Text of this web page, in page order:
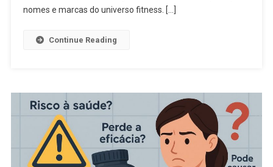
nomes e marcas do universo fitness. […]
Continue Reading